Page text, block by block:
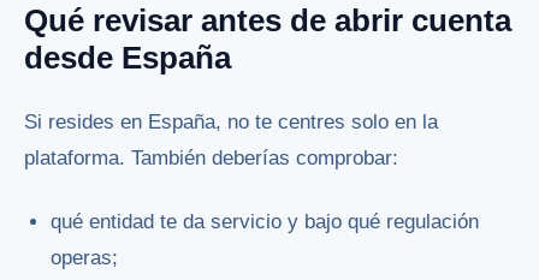
Qué revisar antes de abrir cuenta
desde España
Si resides en España, no te centres solo en la
plataforma. También deberías comprobar:
qué entidad te da servicio y bajo qué regulación
operas;